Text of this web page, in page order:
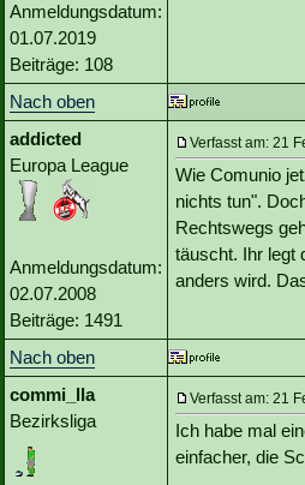
Anmeldungsdatum:
01.07.2019
Beiträge: 108
Nach oben
addicted
Europa League
Anmeldungsdatum:
02.07.2008
Beiträge: 1491
Verfasst am: 21
Wie Comunio
nichts tun".
Rechtswegs
täuscht. Ihr legt
anders wird.
Nach oben
commi_lla
Bezirksliga
Verfasst am: 21
Ich habe mal
einfacher, die